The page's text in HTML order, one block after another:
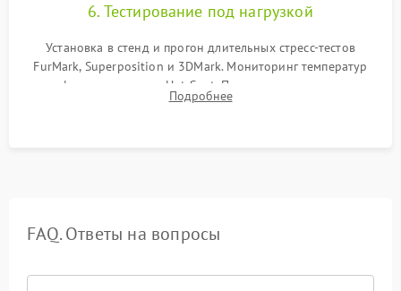
6. Тестирование под нагрузкой
Установка в стенд и прогон длительных стресс-тестов
FurMark, Superposition и 3DMark. Мониторинг температур
графического чипа и Hot Spot. Проверка на отсутствие
артефактов изображения, вылетов драйвера и зависаний.
Подробнее
FAQ. Ответы на вопросы